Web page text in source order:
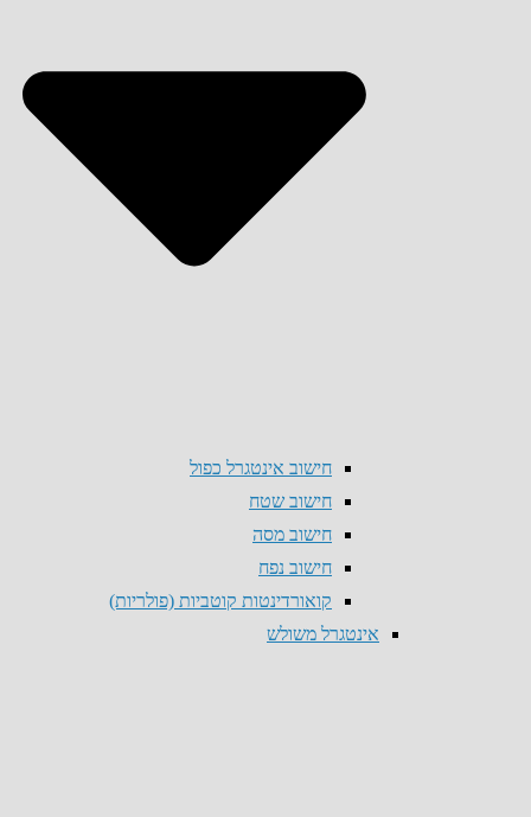
חישוב אינטגרל כפול
חישוב שטח
חישוב מסה
חישוב נפח
קואורדינטות קוטביות (פולריות)
אינטגרל משולש